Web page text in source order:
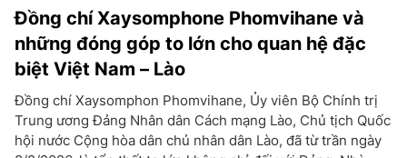
Đồng chí Xaysomphone Phomvihane và
những đóng góp to lớn cho quan hệ đặc
biệt Việt Nam – Lào
Đồng chí Xaysomphon Phomvihane, Ủy viên Bộ Chính trị
Trung ương Đảng Nhân dân Cách mạng Lào, Chủ tịch Quốc
hội nước Cộng hòa dân chủ nhân dân Lào, đã từ trần ngày